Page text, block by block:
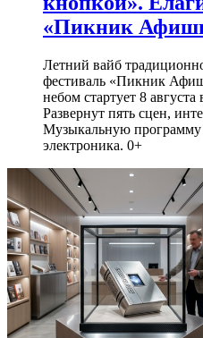
«Пикник
Летний вайб
фестиваль «Пикник
небом стартует 8
Развернут пять сцен,
Музыкальную программу
электроника. 0+